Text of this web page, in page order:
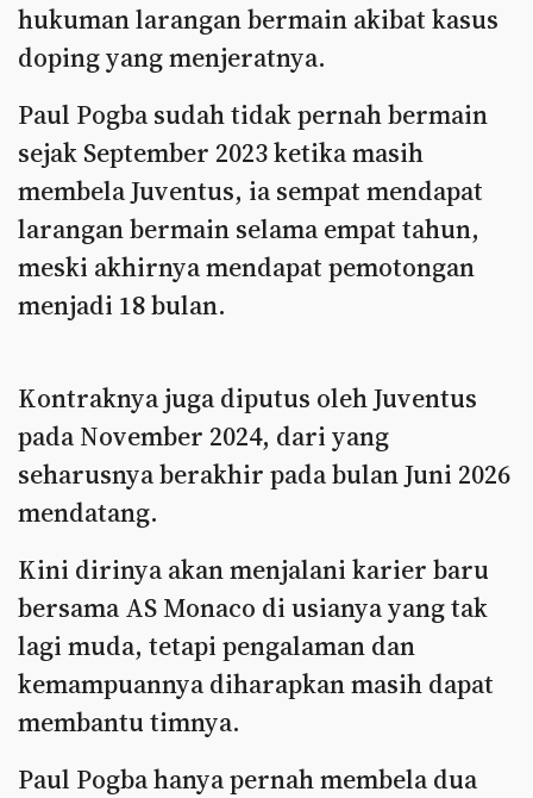
hukuman larangan bermain akibat kasus
doping yang menjeratnya.
Paul Pogba sudah tidak pernah bermain
sejak September 2023 ketika masih
membela Juventus, ia sempat mendapat
larangan bermain selama empat tahun,
meski akhirnya mendapat pemotongan
menjadi 18 bulan.
Kontraknya juga diputus oleh Juventus
pada November 2024, dari yang
seharusnya berakhir pada bulan Juni 2026
mendatang.
Kini dirinya akan menjalani karier baru
bersama AS Monaco di usianya yang tak
lagi muda, tetapi pengalaman dan
kemampuannya diharapkan masih dapat
membantu timnya.
Paul Pogba hanya pernah membela dua